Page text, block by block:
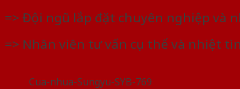
=> Đội ngũ lắp đặt chuyên nghiệp và
=> Nhân viên tư vấn cụ thể và nhiệt
Cua-nhua-Sungyu-SYB-769